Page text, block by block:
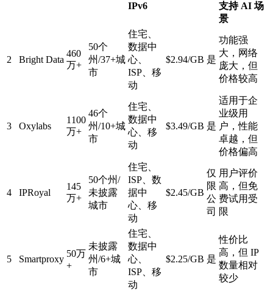
IPv6
支持 AI 场
景
2 Bright Data
460
万+
50个
州/37+城
市
住宅、
数据中
心、
ISP、移
动
$2.94/GB 是
功能强
大，网络
庞大，但
价格较高
3 Oxylabs
1100
万+
46个
州/10+城
市
住宅、
数据中
心、移
动
$3.49/GB 是
适用于企
业级用
户，性能
卓越，但
价格偏高
4 IPRoyal
145
万+
50个州/
未披露
城市
住宅、
ISP、数
据中
心、移
动
$2.45/GB
仅
限
公
司
用户评价
高，但免
费试用受
限
5 Smartproxy
50万
+
未披露
州/6+城
市
住宅、
数据中
心、
ISP、移
动
$2.25/GB 是
性价比
高，但 IP
数量相对
较少